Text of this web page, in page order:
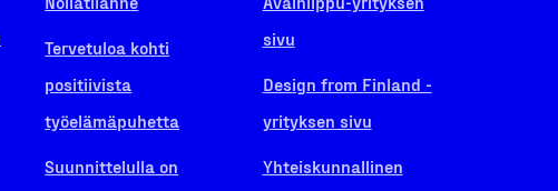
Tervetuloa kohti
positiivista
työelämäpuhetta
Suunnittelulla on
sivu
Design from Finland -
yrityksen sivu
Yhteiskunnallinen